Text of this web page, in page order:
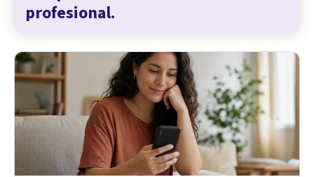
profesional.